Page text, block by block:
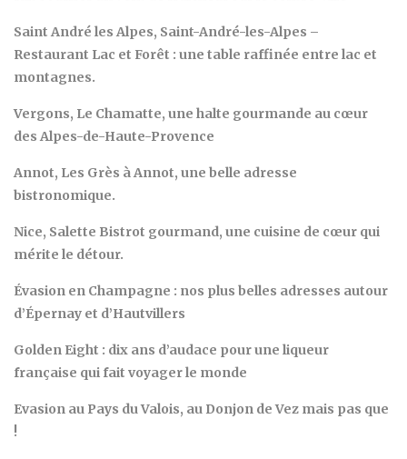
Saint André les Alpes, Saint-André-les-Alpes –
Restaurant Lac et Forêt : une table raffinée entre lac et
montagnes.
Vergons, Le Chamatte, une halte gourmande au cœur
des Alpes-de-Haute-Provence
Annot, Les Grès à Annot, une belle adresse
bistronomique.
Nice, Salette Bistrot gourmand, une cuisine de cœur qui
mérite le détour.
Évasion en Champagne : nos plus belles adresses autour
d’Épernay et d’Hautvillers
Golden Eight : dix ans d’audace pour une liqueur
française qui fait voyager le monde
Evasion au Pays du Valois, au Donjon de Vez mais pas que
!